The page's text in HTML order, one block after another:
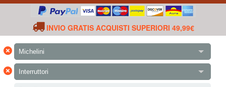
INVIO GRATIS ACQUISTI SUPERIORI 49,99€
× Michelini
× Interruttori